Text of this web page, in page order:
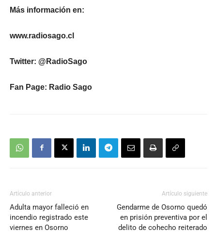
Más información en:
www.radiosago.cl
Twitter: @RadioSago
Fan Page: Radio Sago
Artículo anterior
Adulta mayor falleció en
incendio registrado este
viernes en Osorno
Artículo siguiente
Gendarme de Osorno quedó
en prisión preventiva por el
delito de cohecho reiterado